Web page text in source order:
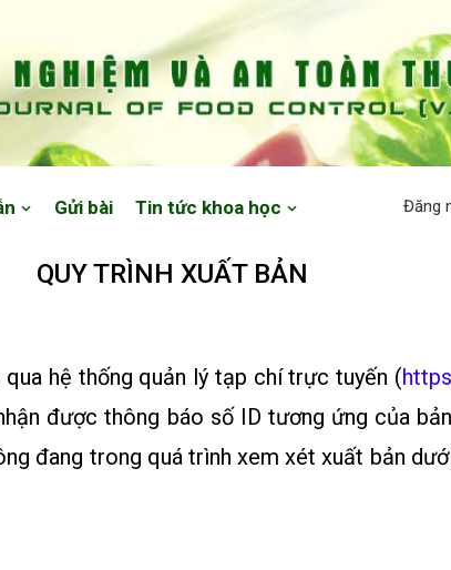
Gửi bài Tin tức khoa học Đăng
QUY TRÌNH XUẤT BẢN
hệ thống quản lý tạp chí trực tuyến (
được thông báo số ID tương ứng của
đang trong quá trình xem xét xuất bản